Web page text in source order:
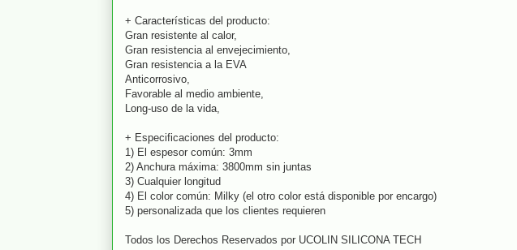
+ Características del producto:
Gran resistente al calor,
Gran resistencia al envejecimiento,
Gran resistencia a la EVA
Anticorrosivo,
Favorable al medio ambiente,
Long-uso de la vida,
+ Especificaciones del producto:
1) El espesor común: 3mm
2) Anchura máxima: 3800mm sin juntas
3) Cualquier longitud
4) El color común: Milky (el otro color está disponible por encargo)
5) personalizada que los clientes requieren
Todos los Derechos Reservados por UCOLIN SILICONA TECH